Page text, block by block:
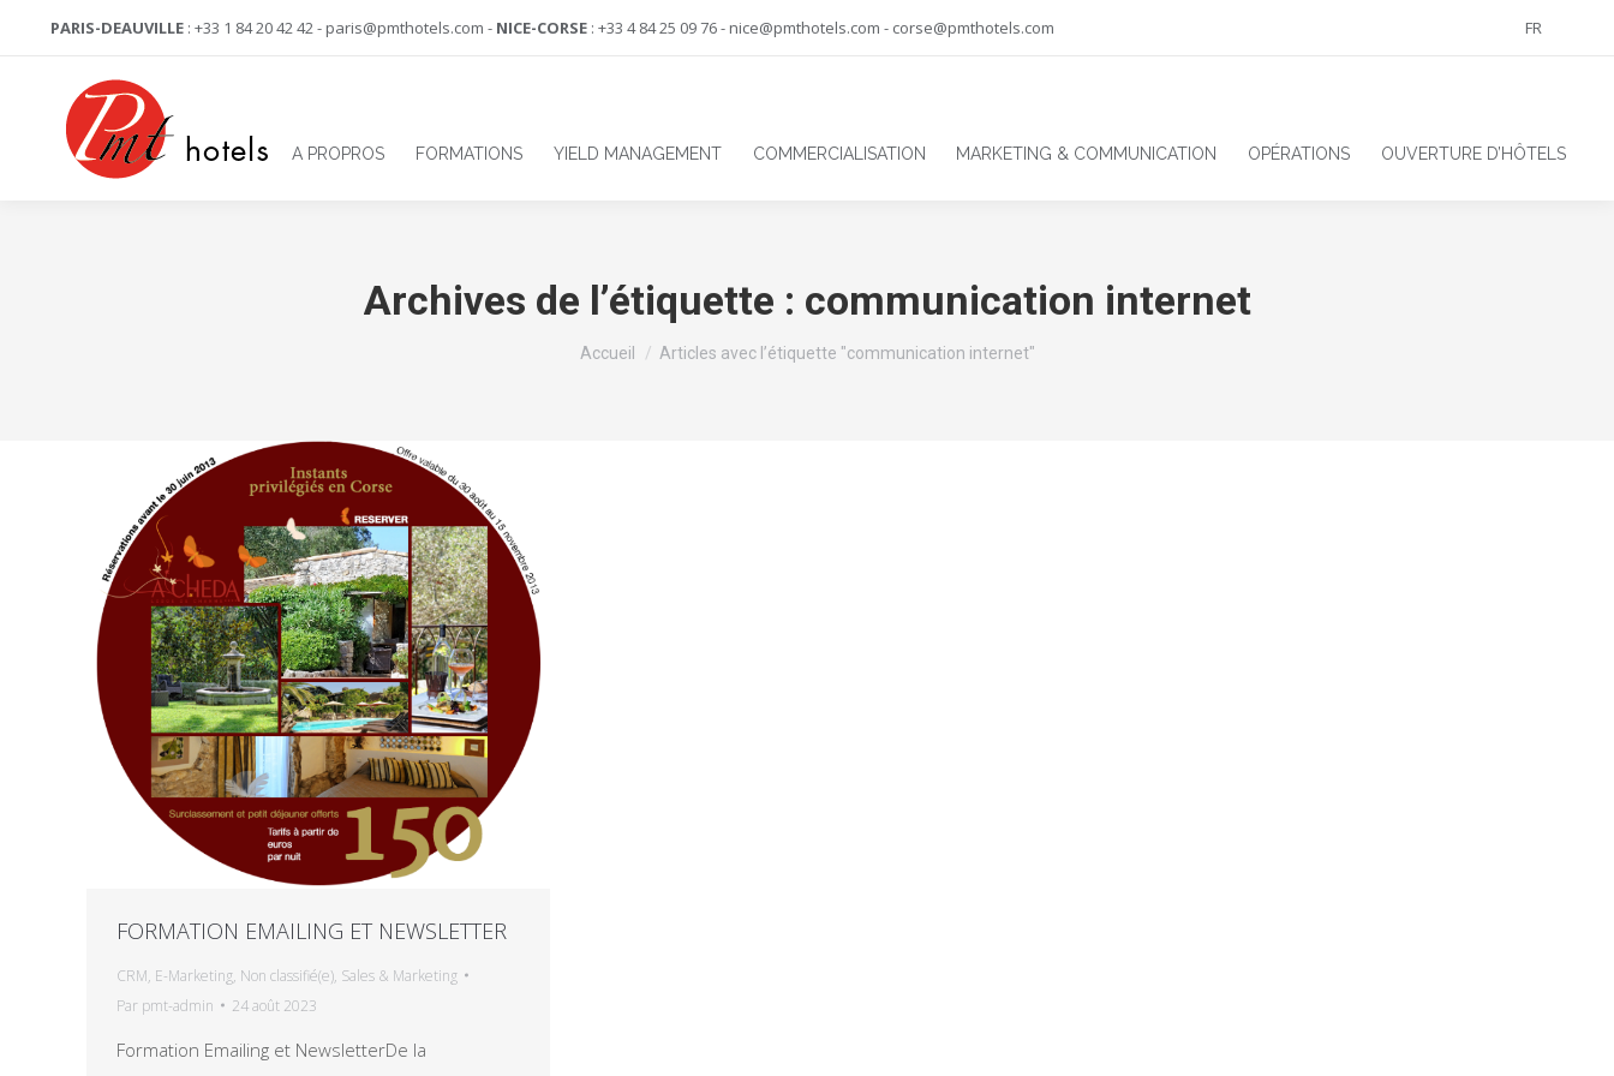
PARIS-DEAUVILLE : +33 1 84 20 42 42 - paris@pmthotels.com - NICE-CORSE : +33 4 84 25 09 76 - nice@pmthotels.com - corse@pmthotels.com FR
A PROPROS FORMATIONS YIELD MANAGEMENT COMMERCIALISATION MARKETING & COMMUNICATION OPÉRATIONS OUVERTURE D’HÔTELS
Archives de l’étiquette : communication internet
Vous êtes ici :
Accueil Articles avec l’étiquette "communication internet"
FORMATION EMAILING ET NEWSLETTER
CRM, E-Marketing, Non classifié(e), Sales & Marketing
Par pmt-admin 24 août 2023
Formation Emailing et NewsletterDe la